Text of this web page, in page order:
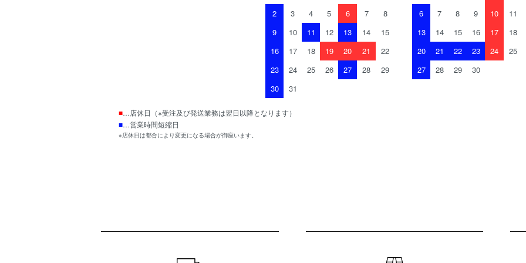
2
3 4 5 6 7
8
9
10 11 12 13 14
15
16
17 18 19 20 21
22
23
24 25 26 27 28
29
30
31
6
7 8 9 10
11
13
14 15 16 17
18
20
21 22 23 24
25
27
28 29 30
■…店休日（※受注及び発送業務は翌日以降となります）
■…営業時間短縮日
※店休日は都合により変更になる場合が御座います。